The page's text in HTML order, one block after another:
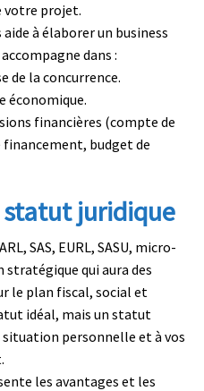
votre projet.
à élaborer un business
dans :
de la concurrence.
économique.
financières (compte de
budget de
statut juridique
SAS, EURL, SASU, micro-
qui aura des
le plan fiscal, social et
idéal, mais un statut
personnelle et à vos
les avantages et les